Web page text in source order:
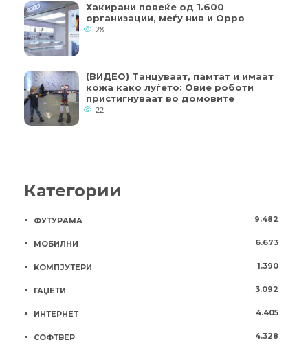
Хакирани повеќе од 1.600
организации, меѓу нив и Oppo
28
(ВИДЕО) Танцуваат, памтат и имаат
кожа како луѓето: Овие роботи
пристигнуваат во домовите
22
Категории
ФУТУРАМА 9.482
МОБИЛНИ 6.673
КОМПЈУТЕРИ 1.390
ГАЏЕТИ 3.092
ИНТЕРНЕТ 4.405
СОФТВЕР 4.328